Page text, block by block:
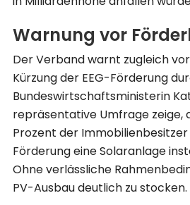
Warnung vor
Der Verband warnt zugleich
Kürzung der EEG-Förderung
Bundeswirtschaftsministerin
repräsentative Umfrage zeige,
Prozent der
Förderung eine Solaranlage
Ohne verlässliche
PV-Ausbau deutlich zu stocken.